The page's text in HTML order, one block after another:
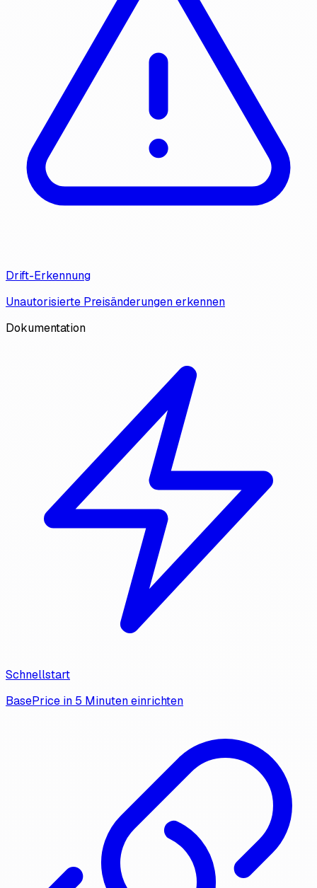
Drift-Erkennung
Unautorisierte Preisänderungen erkennen
Dokumentation
Schnellstart
BasePrice in 5 Minuten einrichten